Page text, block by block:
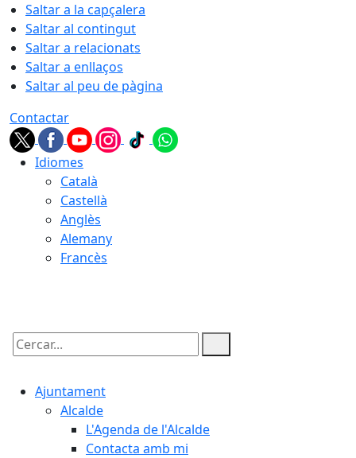
Saltar a la capçalera
Saltar al contingut
Saltar a relacionats
Saltar a enllaços
Saltar al peu de pàgina
Contactar
Idiomes
Català
Castellà
Anglès
Alemany
Francès
Cercar:
Ajuntament
Alcalde
L'Agenda de l'Alcalde
Contacta amb mi